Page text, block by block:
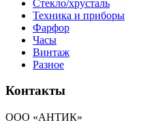
Стекло/хрусталь
Техника и приборы
Фарфор
Часы
Винтаж
Разное
Контакты
ООО «АНТИК»